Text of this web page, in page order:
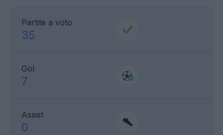
Partite a voto
35
Gol
7
Assist
0